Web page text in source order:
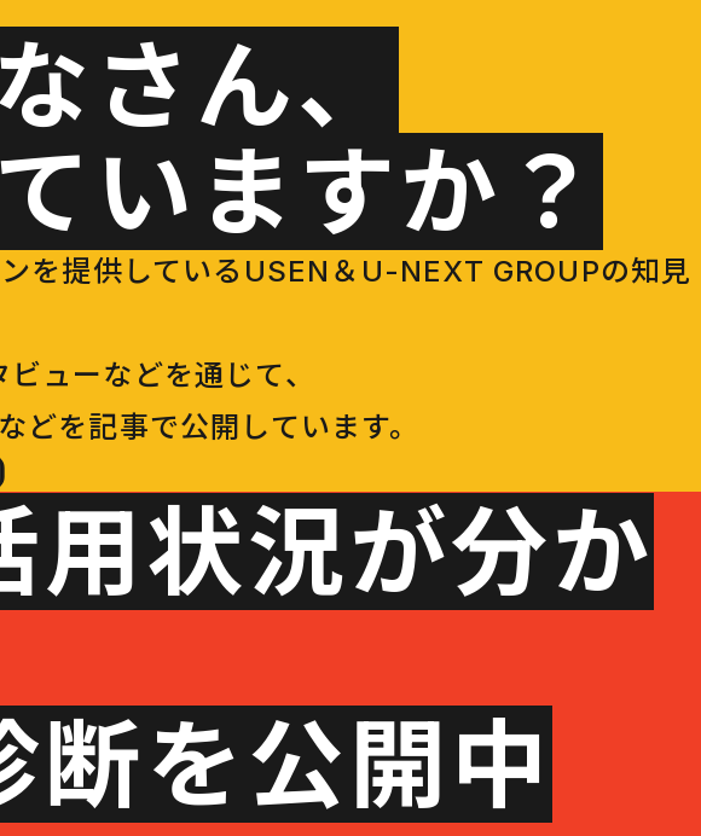
さん、
いますか？
を提供しているUSEN＆U-NEXT GROUPの知見
ューなどを通じて、
を記事で公開しています。
用状況が分か
断を公開中